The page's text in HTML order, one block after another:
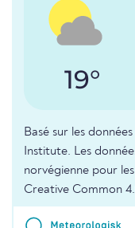
19°
Basé sur les
Institute. Les
norvégienne pour
Creative Common